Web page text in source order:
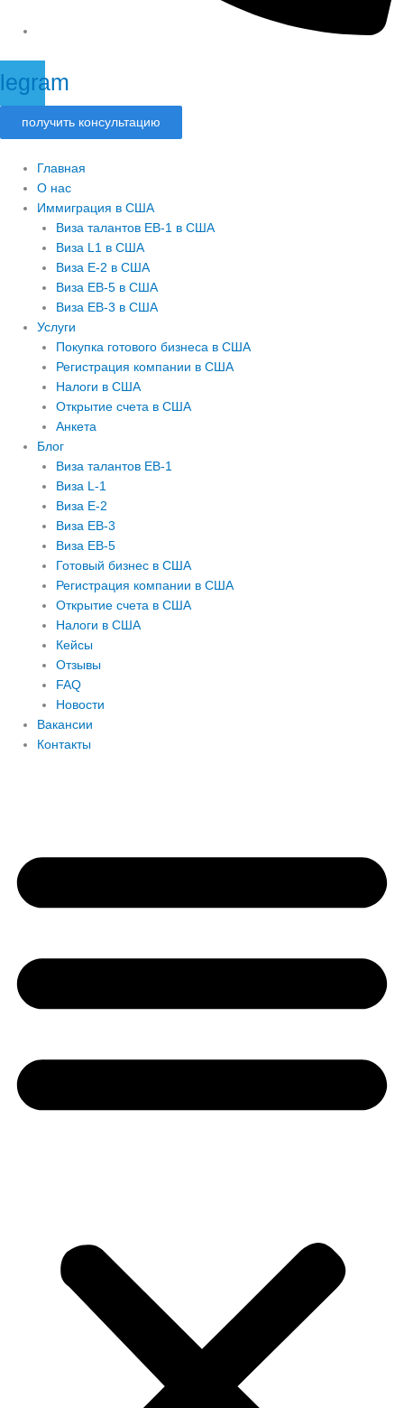
получить консультацию
Главная
О нас
Иммиграция в США
Виза талантов EB-1 в США
Виза L1 в США
Виза E-2 в США
Виза EB-5 в США
Виза EB-3 в США
Услуги
Покупка готового бизнеса в США
Регистрация компании в США
Налоги в США
Открытие счета в США
Анкета
Блог
Виза талантов EB-1
Виза L-1
Виза E-2
Виза EB-3
Виза EB-5
Готовый бизнес в США
Регистрация компании в США
Открытие счета в США
Налоги в США
Кейсы
Отзывы
FAQ
Новости
Вакансии
Контакты